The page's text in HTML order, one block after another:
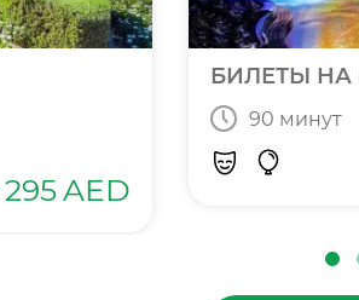
295AED
БИЛЕТЫ НА
90 минут